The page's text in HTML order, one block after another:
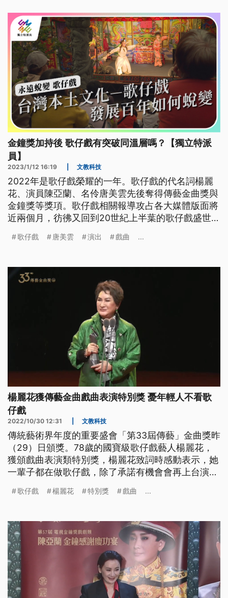
金鐘獎加持後 歌仔戲有突破同溫層嗎？【獨立特派
員】
2023/1/12 16:19 文教科技
2022年是歌仔戲榮耀的一年。歌仔戲的代名詞楊麗
花、演員陳亞蘭、名伶唐美雲先後奪得傳藝金曲獎與
金鐘獎等獎項。歌仔戲相關報導攻占各大媒體版面將
近兩個月，彷彿又回到20世紀上半葉的歌仔戲盛世。
在鍍「金」後便因此突破同溫層接觸更多觀眾嗎？我
意的戲曲演員，同時也要培養懂得欣賞戲曲的觀眾，
缺一不可。
歌仔戲 唐美雲 演出 戲曲 ...
楊麗花獲傳藝金曲戲曲表演特別獎 憂年輕人不看歌
仔戲
2022/10/30 12:31 文教科技
傳統藝術界年度的重要盛會「第33屆傳藝」金曲獎昨
（29）日頒獎。78歲的國寶級歌仔戲藝人楊麗花，
獲頒戲曲表演類特別獎，楊麗花致詞時感動表示，她
一輩子都在做歌仔戲，除了承諾有機會會再上台演
歌仔戲 楊麗花 特別獎 戲曲 ...